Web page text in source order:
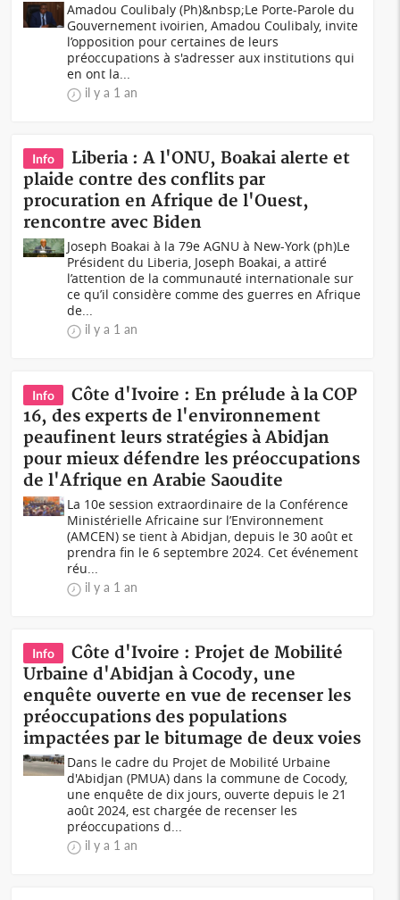
Amadou Coulibaly (Ph)&nbsp;Le Porte-Parole du
Gouvernement ivoirien, Amadou Coulibaly, invite
l’opposition pour certaines de leurs
préoccupations à s'adresser aux institutions qui
en ont la...
il y a 1 an
Info
Liberia : A l'ONU, Boakai alerte et
plaide contre des conflits par
procuration en Afrique de l'Ouest,
rencontre avec Biden
Joseph Boakai à la 79e AGNU à New-York (ph)Le
Président du Liberia, Joseph Boakai, a attiré
l’attention de la communauté internationale sur
ce qu’il considère comme des guerres en Afrique
de...
il y a 1 an
Info
Côte d'Ivoire : En prélude à la COP
16, des experts de l'environnement
peaufinent leurs stratégies à Abidjan
pour mieux défendre les préoccupations
de l'Afrique en Arabie Saoudite
La 10e session extraordinaire de la Conférence
Ministérielle Africaine sur l’Environnement
(AMCEN) se tient à Abidjan, depuis le 30 août et
prendra fin le 6 septembre 2024. Cet événement
réu...
il y a 1 an
Info
Côte d'Ivoire : Projet de Mobilité
Urbaine d'Abidjan à Cocody, une
enquête ouverte en vue de recenser les
préoccupations des populations
impactées par le bitumage de deux voies
Dans le cadre du Projet de Mobilité Urbaine
d'Abidjan (PMUA) dans la commune de Cocody,
une enquête de dix jours, ouverte depuis le 21
août 2024, est chargée de recenser les
préoccupations d...
il y a 1 an